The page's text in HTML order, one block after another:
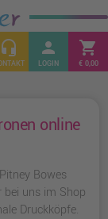
headset_mic person
LOGIN
shopping_cart
€ 0,00
online
Bowes
uns im Shop
Druckköpfe.